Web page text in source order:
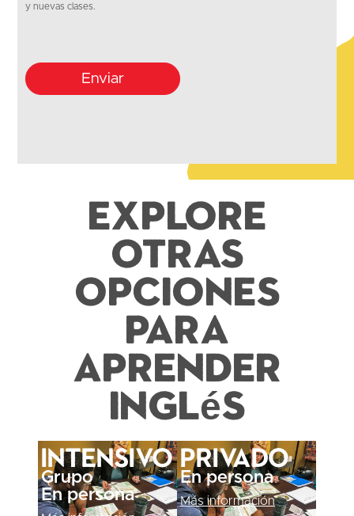
y nuevas clases.
Enviar
Explore
otras
opciones
para
aprender
inglés
Intensivo
Grupo
En persona
Privado
En persona
Más información